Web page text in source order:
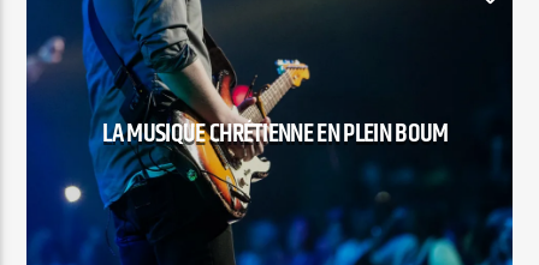
NEWS
LA MUSIQUE CHRÉTIENNE EN PLEIN BOUM